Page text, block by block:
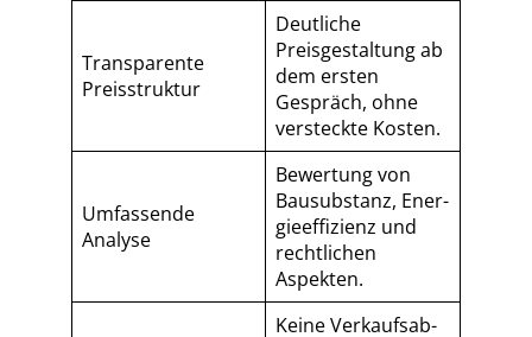
Transparente
Preisstruktur
Deutliche
Preisgestaltung ab
dem ersten
Gespräch, ohne
versteckte Kosten.
Umfassende
Analyse
Bewertung von
Bausubstanz, En­er­
gie­ef­fi­zi­enz und
rechtlichen
Aspekten.
Keine Ver­kaufs­ab­